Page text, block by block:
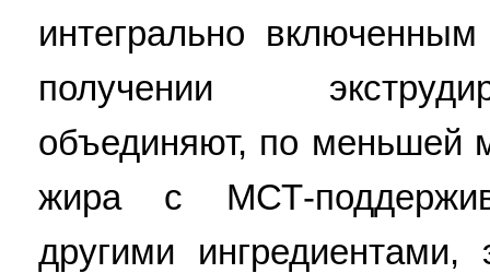
интегрально
получении
объединяют, по
жира с МСТ-
другими ингредиентами,